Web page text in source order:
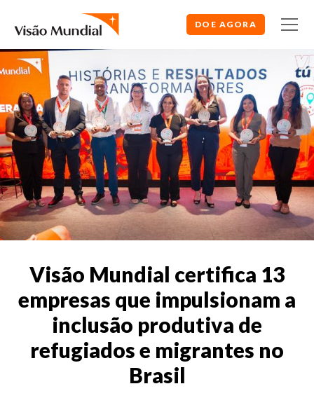
DOE AGORA
Visão Mundial certifica 13
empresas que impulsionam a
inclusão produtiva de
refugiados e migrantes no
Brasil